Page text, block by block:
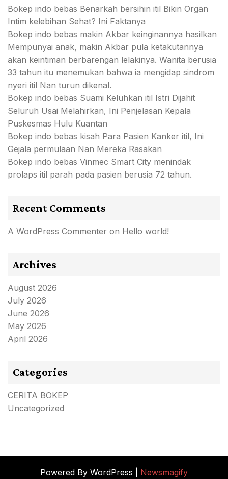
Bokep indo bebas Benarkah bersihin itil Bikin Organ
Intim kelebihan Sehat? Ini Faktanya
Bokep indo bebas makin Akbar keinginannya hasilkan
Mempunyai anak, makin Akbar pula ketakutannya
akan keintiman berbarengan lelakinya. Wanita berusia
33 tahun itu menemukan bahwa ia mengidap sindrom
nyeri itil Nan turun dikenal.
Bokep indo bebas Suami Keluhkan itil Istri Dijahit
Seluruh Usai Melahirkan, Ini Penjelasan Kepala
Puskesmas Hulu Kuantan
Bokep indo bebas kisah Para Pasien Kanker itil, Ini
Gejala permulaan Nan Mereka Rasakan
Bokep indo bebas Vinmec Smart City menindak
prolaps itil parah pada pasien berusia 72 tahun.
Recent Comments
A WordPress Commenter on Hello world!
Archives
August 2026
July 2026
June 2026
May 2026
April 2026
Categories
CERITA BOKEP
Uncategorized
Powered By WordPress | Newsmagify